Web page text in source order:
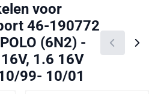
voor
46-190772
(6N2) -
1.6 16V
99- 10/01